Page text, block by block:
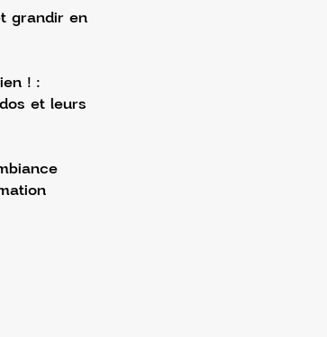
grandir en
! :
et leurs